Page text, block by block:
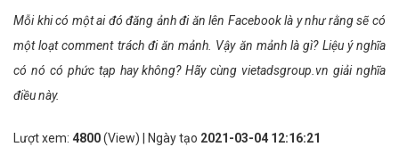
Mỗi khi có một ai đó đăng ảnh đi ăn lên Facebook là y như rằng sẽ có
một loạt comment trách đi ăn mảnh. Vậy ăn mảnh là gì? Liệu ý nghĩa
có nó có phức tạp hay không? Hãy cùng vietadsgroup.vn giải nghĩa
điều này.
Lượt xem: 4800(View) | Ngày tạo 2021-03-04 12:16:21